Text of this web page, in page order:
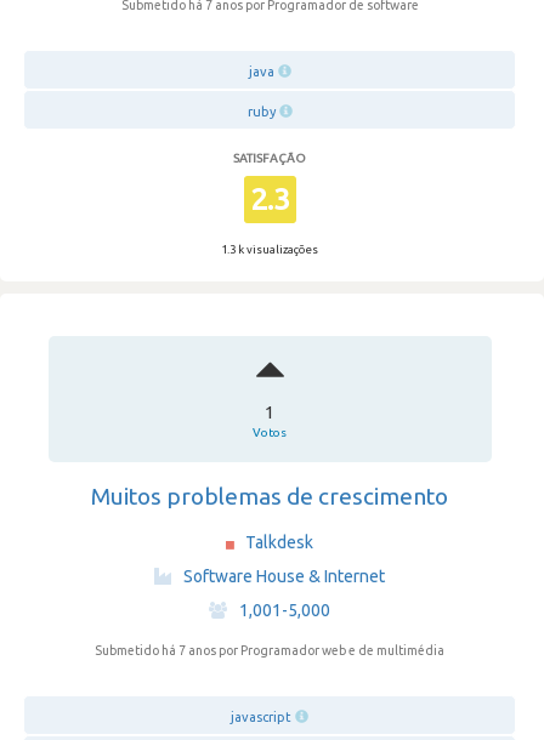
Submetido há 7 anos por Programador de software
java
ruby
SATISFAÇÃO
2.3
1.3 k visualizações
1
Votos
Muitos problemas de crescimento
Talkdesk
Software House & Internet
·
1,001-5,000
Submetido há 7 anos por Programador web e de multimédia
javascript